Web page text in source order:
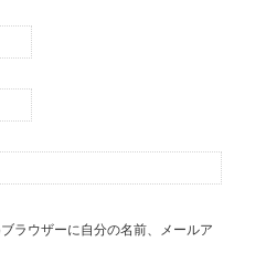
ラウザーに自分の名前、メールア